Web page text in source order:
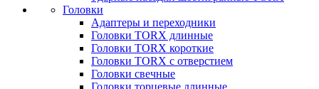
Головки
Адаптеры и переходники
Головки TORX длинные
Головки TORX короткие
Головки TORX с отверстием
Головки свечные
Головки торцевые длинные